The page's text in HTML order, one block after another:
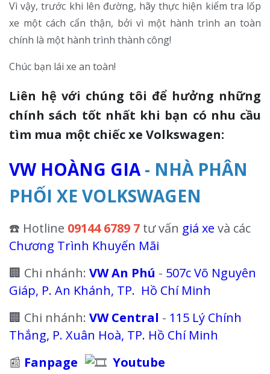
Vì vậy, trước khi lên đường, hãy thực hiện kiểm tra lốp
xe một cách cẩn thận, bởi vì một hành trình an toàn
chính là một hành trình thành công!
Chúc bạn lái xe an toàn!
Liên hệ với chúng tôi để hưởng những
chính sách tốt nhất khi bạn có nhu cầu
tìm mua một chiếc xe Volkswagen:
VW HOÀNG GIA- NHÀ PHÂN
PHỐI XE VOLKSWAGEN
☎️ Hotline 09144 6789 7 tư vấn giá xe và các
Chương Trình Khuyến Mãi
🏢 Chi nhánh: VW An Phú - 507c Võ Nguyên
Giáp, P. An Khánh, TP. Hồ Chí Minh
🏢 Chi nhánh: VW Central - 115 Lý Chính
Thắng, P. Xuân Hoà, TP. Hồ Chí Minh
📰 Fanpage Youtube
ĐÓNG